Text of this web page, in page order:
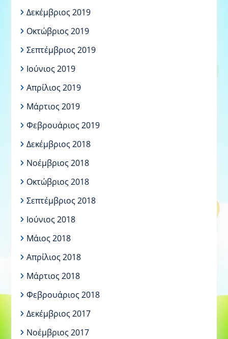
Δεκέμβριος 2019
Οκτώβριος 2019
Σεπτέμβριος 2019
Ιούνιος 2019
Απρίλιος 2019
Μάρτιος 2019
Φεβρουάριος 2019
Δεκέμβριος 2018
Νοέμβριος 2018
Οκτώβριος 2018
Σεπτέμβριος 2018
Ιούνιος 2018
Μάιος 2018
Απρίλιος 2018
Μάρτιος 2018
Φεβρουάριος 2018
Δεκέμβριος 2017
Νοέμβριος 2017